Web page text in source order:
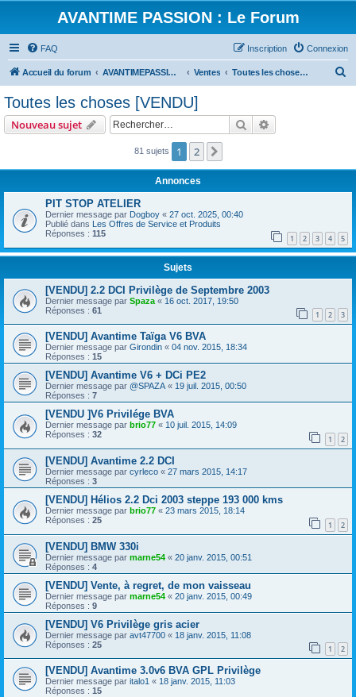
AVANTIME PASSION : Le Forum
FAQ Connexion
Inscription
Accueil du forum AVANTIMEPASSION.FR : Les Services Ventes Toutes les choses [VENDU]
r
Toutes les choses [VENDU]
Nouveau sujet Rechercher
81 sujets 1 2
Annonces
PIT STOP ATELIER
Dernier message par Dogboy « 27 oct. 2025, 00:40
Publié dans Les Offres de Service et Produits
Réponses : 115 1 2 3 4 5
Sujets
[VENDU] 2.2 DCI Privilège de Septembre 2003
Dernier message par Spaza « 16 oct. 2017, 19:50
Réponses : 61 1 2 3
[VENDU] Avantime Taïga V6 BVA
Dernier message par Girondin « 04 nov. 2015, 18:34
Réponses : 15
[VENDU] Avantime V6 + DCi PE2
Dernier message par @SPAZA « 19 juil. 2015, 00:50
Réponses : 7
[VENDU ]V6 Privilége BVA
Dernier message par brio77 « 10 juil. 2015, 14:09
Réponses : 32 1 2
[VENDU] Avantime 2.2 DCI
Dernier message par cyrleco « 27 mars 2015, 14:17
Réponses : 3
[VENDU] Hélios 2.2 Dci 2003 steppe 193 000 kms
Dernier message par brio77 « 23 mars 2015, 18:14
Réponses : 25 1 2
[VENDU] BMW 330i
Dernier message par marne54 « 20 janv. 2015, 00:51
Réponses : 4
[VENDU] Vente, à regret, de mon vaisseau
Dernier message par marne54 « 20 janv. 2015, 00:49
Réponses : 9
[VENDU] V6 Privilège gris acier
Dernier message par avt47700 « 18 janv. 2015, 11:08
Réponses : 25 1 2
[VENDU] Avantime 3.0v6 BVA GPL Privilège
Dernier message par italo1 « 18 janv. 2015, 11:03
Réponses : 15